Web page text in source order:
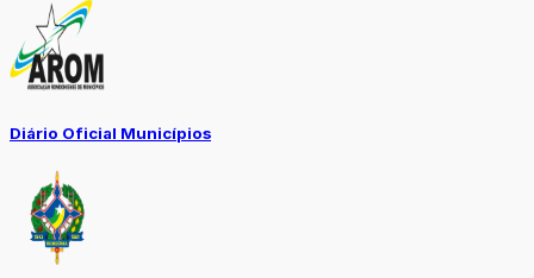
Diário Oficial Municípios